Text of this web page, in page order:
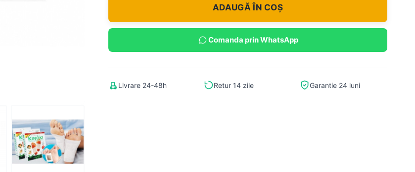
ADAUGĂ ÎN COȘ
Comanda prin WhatsApp
Livrare 24-48h Retur 14 zile Garantie 24 luni